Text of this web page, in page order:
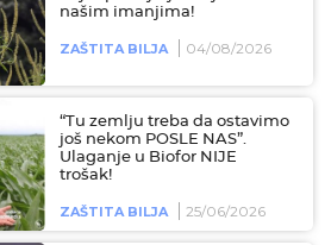
našim imanjima!
ZAŠTITA BILJA 04/08/2026
“Tu zemlju treba da ostavimo
još nekom POSLE NAS”.
Ulaganje u Biofor NIJE
trošak!
ZAŠTITA BILJA 25/06/2026